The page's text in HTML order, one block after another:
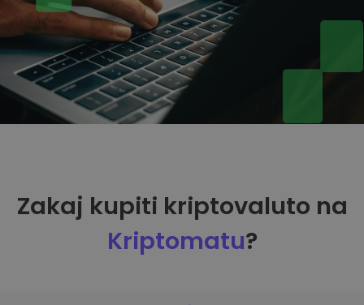
Zakaj kupiti kriptovaluto na
Kriptomatu?